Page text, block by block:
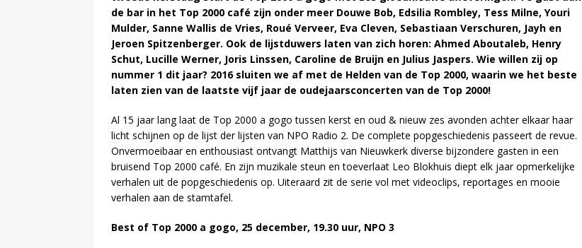
de bar in het Top 2000 café zijn onder meer Douwe Bob, Edsilia Rombley, Tess Milne, Youri
Mulder, Sanne Wallis de Vries, Roué Verveer, Eva Cleven, Sebastiaan Verschuren, Jayh en
Jeroen Spitzenberger. Ook de lijstduwers laten van zich horen: Ahmed Aboutaleb, Henry
Schut, Lucille Werner, Joris Linssen, Caroline de Bruijn en Julius Jaspers. Wie willen zij op
nummer 1 dit jaar? 2016 sluiten we af met de Helden van de Top 2000, waarin we het beste
laten zien van de laatste vijf jaar de oudejaarsconcerten van de Top 2000!
Al 15 jaar lang laat de Top 2000 a gogo tussen kerst en oud & nieuw zes avonden achter elkaar haar
licht schijnen op de lijst der lijsten van NPO Radio 2. De complete popgeschiedenis passeert de revue.
Onvermoeibaar en enthousiast ontvangt Matthijs van Nieuwkerk diverse bijzondere gasten in een
bruisend Top 2000 café. En zijn muzikale steun en toeverlaat Leo Blokhuis diept elk jaar opmerkelijke
verhalen uit de popgeschiedenis op. Uiteraard zit de serie vol met videoclips, reportages en mooie
verhalen aan de stamtafel.
Best of Top 2000 a gogo, 25 december, 19.30 uur, NPO 3